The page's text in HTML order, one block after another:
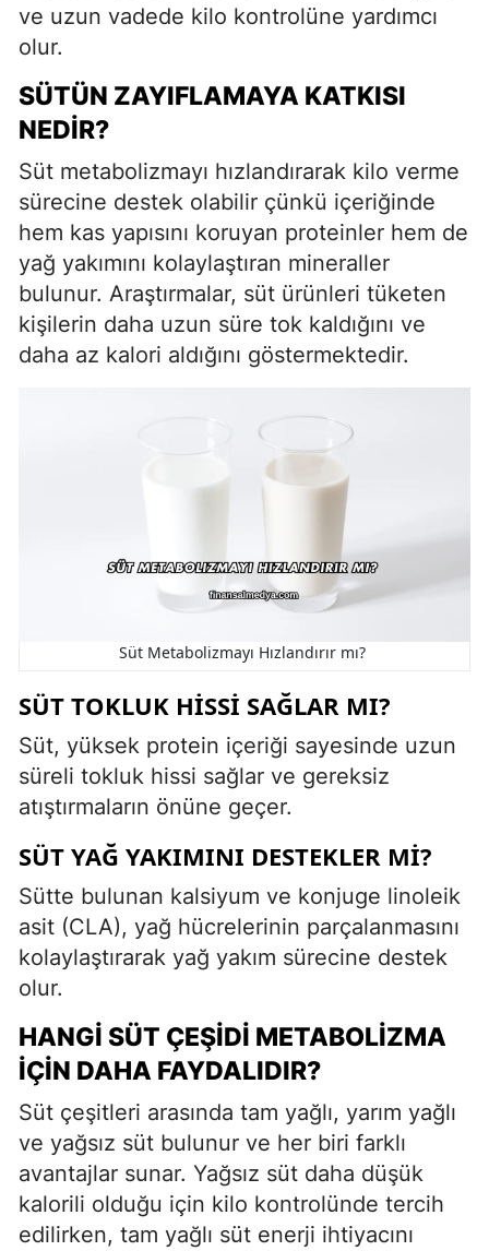
ve uzun vadede kilo kontrolüne yardımcı
olur.
SÜTÜN ZAYIFLAMAYA KATKISI
NEDIR?
Süt metabolizmayı hızlandırarak kilo verme
sürecine destek olabilir çünkü içeriğinde
hem kas yapısını koruyan proteinler hem de
yağ yakımını kolaylaştıran mineraller
bulunur. Araştırmalar, süt ürünleri tüketen
kişilerin daha uzun süre tok kaldığını ve
daha az kalori aldığını göstermektedir.
Süt Metabolizmayı Hızlandırır mı?
SÜT TOKLUK HISSI SAĞLAR MI?
Süt, yüksek protein içeriği sayesinde uzun
süreli tokluk hissi sağlar ve gereksiz
atıştırmaların önüne geçer.
SÜT YAĞ YAKIMINI DESTEKLER MI?
Sütte bulunan kalsiyum ve konjuge linoleik
asit (CLA), yağ hücrelerinin parçalanmasını
kolaylaştırarak yağ yakım sürecine destek
olur.
HANGI SÜT ÇEŞIDI METABOLIZMA
İÇIN DAHA FAYDALIDIR?
Süt çeşitleri arasında tam yağlı, yarım yağlı
ve yağsız süt bulunur ve her biri farklı
avantajlar sunar. Yağsız süt daha düşük
kalorili olduğu için kilo kontrolünde tercih
edilirken, tam yağlı süt enerji ihtiyacını